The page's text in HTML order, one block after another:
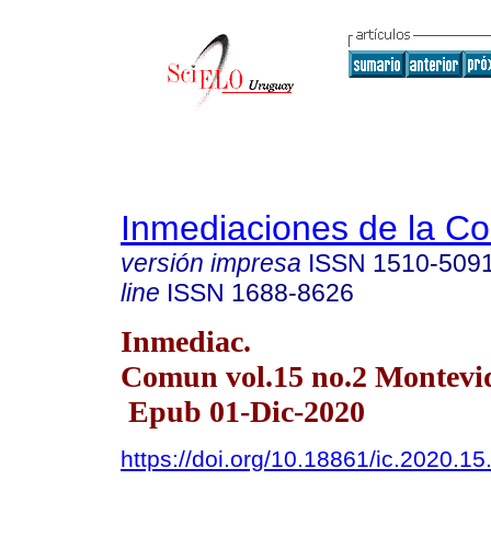
Inmediaciones de la
versión impresa ISSN 1510-
line ISSN 1688-8626
Inmediac.
Comun vol.15 no.2
Epub 01-Dic-2020
https://doi.org/10.18861/